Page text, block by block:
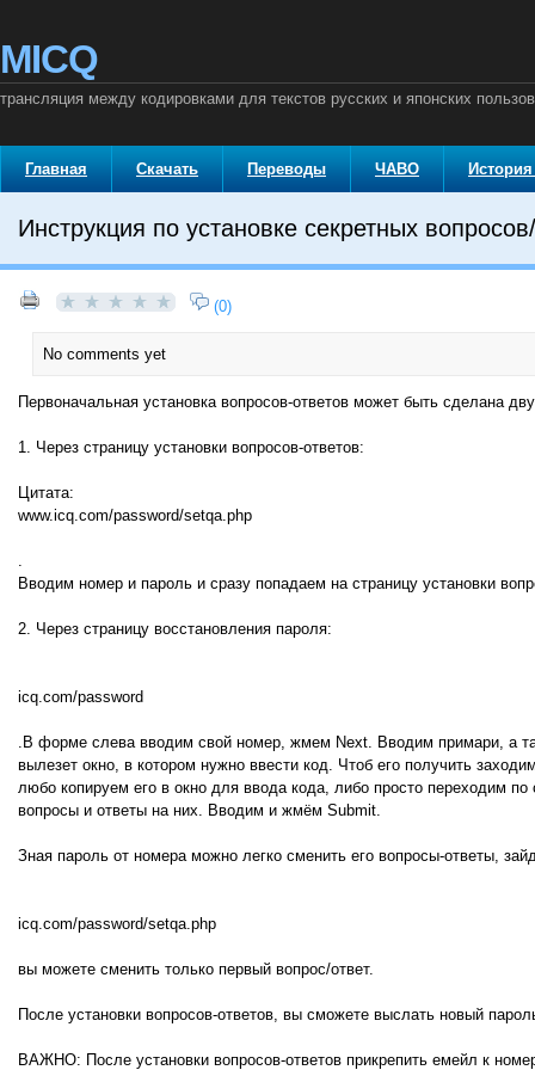
MICQ
трансляция между кодировками для текстов русских и японских
Главная Скачать Переводы ЧАВО
Инструкция по установке секретных
(0)
No comments yet
Первоначальная установка вопросов-ответов может быть сделана
1. Через страницу установки вопросов-ответов:
Цитата:
www.icq.com/password/setqa.php
.
Вводим номер и пароль и сразу попадаем на страницу установки
2. Через страницу восстановления пароля:
icq.com/password
.В форме слева вводим свой номер, жмем Next. Вводим примари, а
вылезет окно, в котором нужно ввести код. Чтоб его получить
любо копируем его в окно для ввода кода, либо просто переходим
вопросы и ответы на них. Вводим и жмём Submit.
Зная пароль от номера можно легко сменить его вопросы-ответы,
icq.com/password/setqa.php
вы можете сменить только первый вопрос/ответ.
После установки вопросов-ответов, вы сможете выслать новый
ВАЖНО: После установки вопросов-ответов прикрепить емейл к